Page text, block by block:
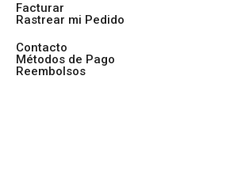
Facturar
Rastrear mi Pedido
Contacto
Métodos de Pago
Reembolsos